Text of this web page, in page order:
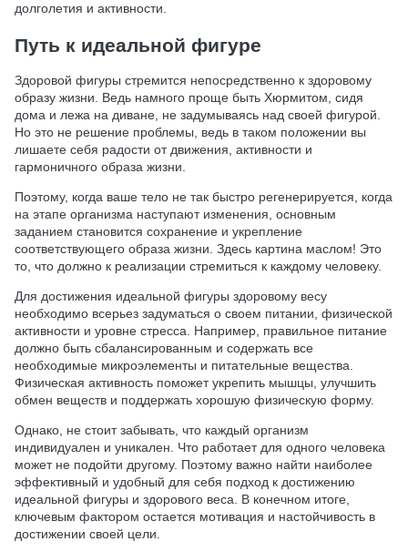
долголетия и активности.
Путь к идеальной фигуре
Здоровой фигуры стремится непосредственно к здоровому
образу жизни. Ведь намного проще быть Хюрмитом, сидя
дома и лежа на диване, не задумываясь над своей фигурой.
Но это не решение проблемы, ведь в таком положении вы
лишаете себя радости от движения, активности и
гармоничного образа жизни.
Поэтому, когда ваше тело не так быстро регенерируется, когда
на этапе организма наступают изменения, основным
заданием становится сохранение и укрепление
соответствующего образа жизни. Здесь картина маслом! Это
то, что должно к реализации стремиться к каждому человеку.
Для достижения идеальной фигуры здоровому весу
необходимо всерьез задуматься о своем питании, физической
активности и уровне стресса. Например, правильное питание
должно быть сбалансированным и содержать все
необходимые микроэлементы и питательные вещества.
Физическая активность поможет укрепить мышцы, улучшить
обмен веществ и поддержать хорошую физическую форму.
Однако, не стоит забывать, что каждый организм
индивидуален и уникален. Что работает для одного человека
может не подойти другому. Поэтому важно найти наиболее
эффективный и удобный для себя подход к достижению
идеальной фигуры и здорового веса. В конечном итоге,
ключевым фактором остается мотивация и настойчивость в
достижении своей цели.